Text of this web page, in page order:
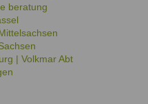
beratung
| Volkmar Abt